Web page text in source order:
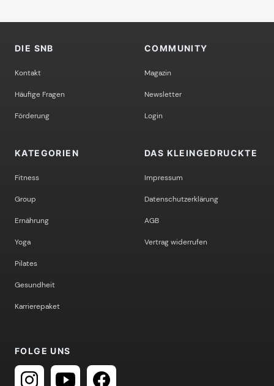
DIE SNB
Kontakt
Häufige Fragen
Förderung
COMMUNITY
Magazin
Newsletter
Login
KATEGORIEN
Fitness
Group
Ernährung
Yoga
Pilates
Gesundheit
Karrierepaket
DAS KLEINGEDRUCKTE
Impressum
Datenschutzerklärung
AGB
Vertrag widerrufen
FOLGE UNS